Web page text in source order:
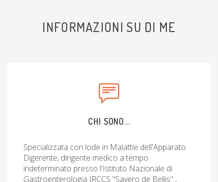
INFORMAZIONI SU DI ME
CHI SONO...
Specializzata con lode in Malattie dell'Apparato
Digerente, dirigente medico a tempo
indeterminato presso l'Istituto Nazionale di
Gastroenterologia IRCCS "Savero de Bellis" ,